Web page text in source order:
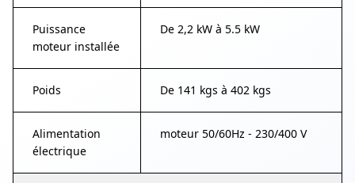
Puissance
moteur installée
De 2,2 kW à 5.5 kW
Poids De 141 kgs à 402 kgs
Alimentation
électrique
moteur 50/60Hz - 230/400 V